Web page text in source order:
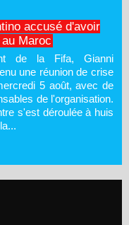
accusé d'avoir
Maroc
de la Fifa, Gianni
une réunion de crise
5 août, avec de
de l'organisation.
s'est déroulée à huis